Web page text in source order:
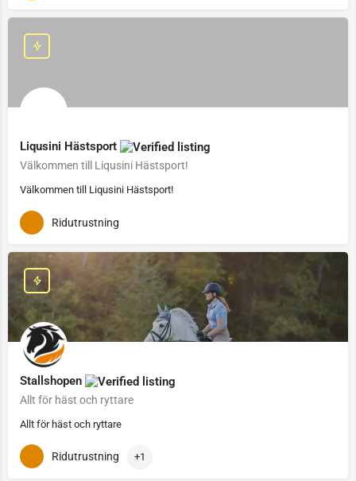
Liqusini Hästsport
Välkommen till Liqusini Hästsport!
Välkommen till Liqusini Hästsport!
Ridutrustning
Stallshopen
Allt för häst och ryttare
Allt för häst och ryttare
Ridutrustning +1